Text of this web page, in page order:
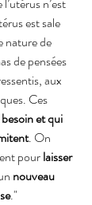
est sale
nature de
de pensées
aux
Ces
et qui
. On
pour laisser
nouveau
."